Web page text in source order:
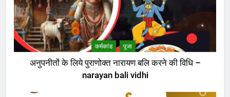
कर्मकांड पूजा
अनुपनीतों के लिये पुराणोक्त नारायण बलि करने की विधि –
narayan bali vidhi